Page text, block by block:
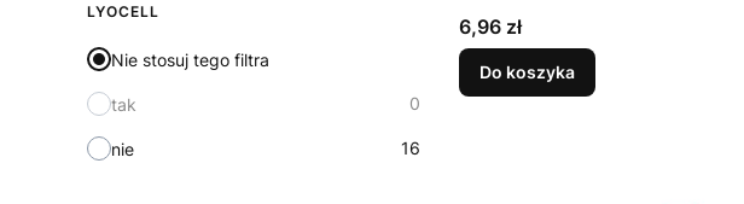
LYOCELL
Nie stosuj tego filtra
tak 0
nie 16
Cena
6,96 zł
Do koszyka